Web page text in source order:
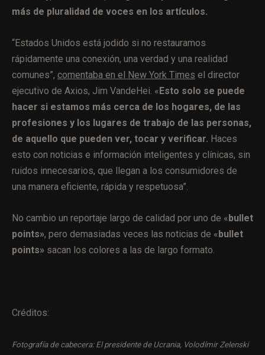
más de pluralidad de voces en los artículos.
“Estados Unidos está jodido si no restauramos
rápidamente una conexión, una verdad y una realidad
comunes”, comentaba en el New York Times el director
ejecutivo de Axios, Jim VandeHei. « Esto solo se puede
hacer si estamos más cerca de los hogares, de las
profesiones y los lugares de trabajo de las personas,
de aquello que pueden ver, tocar y verificar. Haces
esto con noticias e información inteligentes y clínicas, sin
ruidos innecesarios, que llegan a los consumidores de
una manera eficiente, rápida y respetuosa”.
No cambio un reportaje largo de calidad por uno de « bullet
points», pero demasiadas veces las noticias de « bullet
points» sacan los colores a las de largo formato.
Créditos:
Fotografía de cabecera: El presidente de Ucrania, Volodímir Zelenski